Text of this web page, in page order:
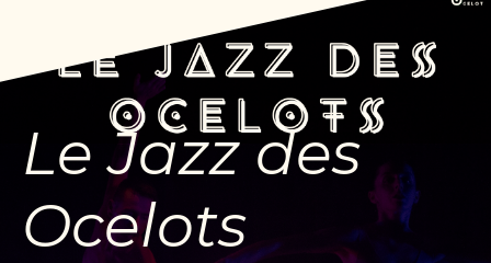
Le Jazz des
Ocelots